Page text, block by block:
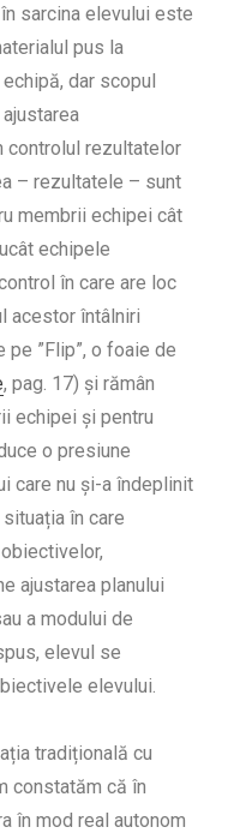
sarcina elevului este
pus la
dar scopul
controlul rezultatelor
– rezultatele – sunt
membrii echipei cât
echipele
în care are loc
acestor întâlniri
”Flip”, o foaie de
, pag. 17) și rămân
echipei și pentru
o presiune
care nu și-a îndeplinit
în care
ajustarea planului
a modului de
elevul se
elevului.
tradițională cu
constatăm că în
în mod real autonom